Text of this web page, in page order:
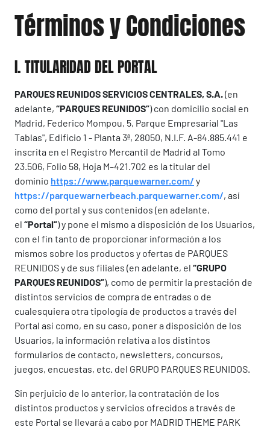
Términos y Condiciones
I. TITULARIDAD DEL PORTAL
PARQUES REUNIDOS SERVICIOS CENTRALES, S.A.(en
adelante, “PARQUES REUNIDOS”) con domicilio social en
Madrid, Federico Mompou, 5, Parque Empresarial "Las
Tablas", Edificio 1 - Planta 3ª, 28050, N.I.F. A-84.885.441 e
inscrita en el Registro Mercantil de Madrid al Tomo
23.506, Folio 58, Hoja M–421.702 es la titular del
dominio https://www.parquewarner.com/ y
https://parquewarnerbeach.parquewarner.com/, así
como del portal y sus contenidos (en adelante,
el “Portal”) y pone el mismo a disposición de los Usuarios,
con el fin tanto de proporcionar información a los
mismos sobre los productos y ofertas de PARQUES
REUNIDOS y de sus filiales (en adelante, el “GRUPO
PARQUES REUNIDOS”), como de permitir la prestación de
distintos servicios de compra de entradas o de
cualesquiera otra tipología de productos a través del
Portal así como, en su caso, poner a disposición de los
Usuarios, la información relativa a los distintos
formularios de contacto, newsletters, concursos,
juegos, encuestas, etc. del GRUPO PARQUES REUNIDOS.
Sin perjuicio de lo anterior, la contratación de los
distintos productos y servicios ofrecidos a través de
este Portal se llevará a cabo por MADRID THEME PARK